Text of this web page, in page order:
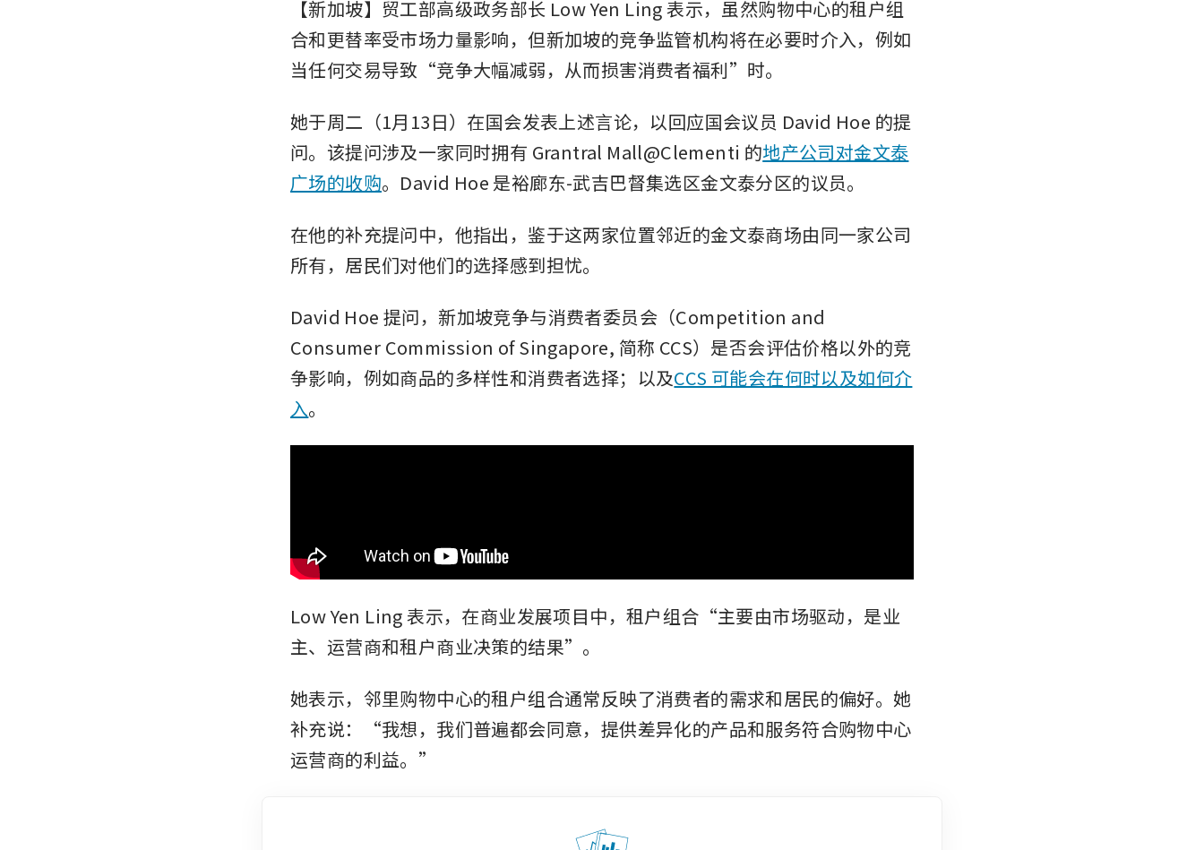
【新加坡】贸工部高级政务部长 Low Yen Ling 表示，虽然购物中心的租户组
合和更替率受市场力量影响，但新加坡的竞争监管机构将在必要时介入，例如
当任何交易导致“竞争大幅减弱，从而损害消费者福利”时。
她于周二（1月13日）在国会发表上述言论，以回应国会议员 David Hoe 的提
问。该提问涉及一家同时拥有 Grantral Mall@Clementi 的地产公司对金文泰
广场的收购。David Hoe 是裕廊东-武吉巴督集选区金文泰分区的议员。
在他的补充提问中，他指出，鉴于这两家位置邻近的金文泰商场由同一家公司
所有，居民们对他们的选择感到担忧。
David Hoe 提问，新加坡竞争与消费者委员会（Competition and
Consumer Commission of Singapore, 简称 CCS）是否会评估价格以外的竞
争影响，例如商品的多样性和消费者选择；以及CCS 可能会在何时以及如何介
入。
Low Yen Ling 表示，在商业发展项目中，租户组合“主要由市场驱动，是业
主、运营商和租户商业决策的结果”。
她表示，邻里购物中心的租户组合通常反映了消费者的需求和居民的偏好。她
补充说：“我想，我们普遍都会同意，提供差异化的产品和服务符合购物中心
运营商的利益。”